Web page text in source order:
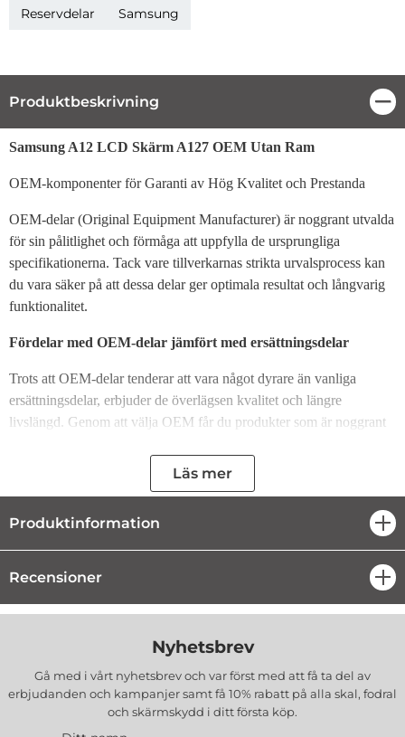
Reservdelar Samsung
Produktbeskrivning
Produktbeskrivning
Samsung A12 LCD Skärm A127 OEM Utan Ram
OEM-komponenter för Garanti av Hög Kvalitet och Prestanda
OEM-delar (Original Equipment Manufacturer) är noggrant utvalda
för sin pålitlighet och förmåga att uppfylla de ursprungliga
specifikationerna. Tack vare tillverkarnas strikta urvalsprocess kan
du vara säker på att dessa delar ger optimala resultat och långvarig
funktionalitet.
Fördelar med OEM-delar jämfört med ersättningsdelar
Trots att OEM-delar tenderar att vara något dyrare än vanliga
ersättningsdelar, erbjuder de överlägsen kvalitet och längre
livslängd. Genom att välja OEM får du produkter som är noggrant
Perfekt Passform med Original LCD-ram
Denna produkt är designad för att limmas i den ursprungliga LCD-
perfekt passform, vilket gör att den smälter ihop med de övriga
delarna av enheten och behåller dess ursprungliga funktionalitet.
Fördelar med Regenererade Skärmar:
Stöd för automatisk ljusstyrka och multi-touch funktioner för smidig
användning.
Proximitysensor-stöd som garanterar att din enhet fungerar optimalt
Läs mer
Produktinformation
Recensioner
Nyhetsbrev
Gå med i vårt nyhetsbrev och var först med att få ta del av
erbjudanden och kampanjer samt få 10% rabatt på alla skal, fodral
och skärmskydd i ditt första köp.